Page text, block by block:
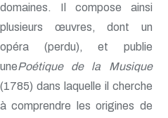
domaines. Il compose ainsi
plusieurs œuvres, dont un
opéra (perdu), et publie
unePoétique de la Musique
(1785) dans laquelle il cherche
à comprendre les origines de